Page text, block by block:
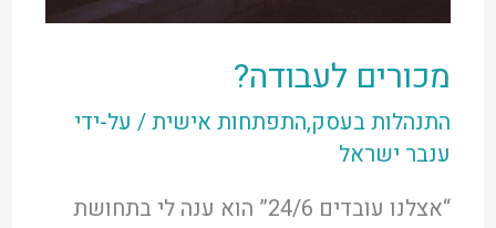
מכורים לעבודה?
התנהלות בעסק,התפתחות אישית/ על-ידי
ענבר ישראל
“אצלנו עובדים 24/6” הוא ענה לי בתחושת